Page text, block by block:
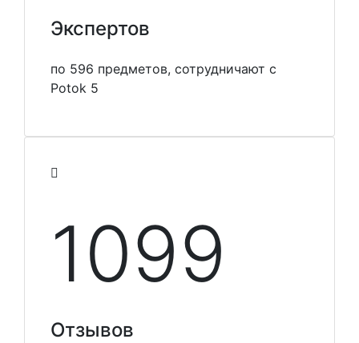
Экспертов
по 596 предметов, сотрудничают с
Potok 5
1099
Отзывов